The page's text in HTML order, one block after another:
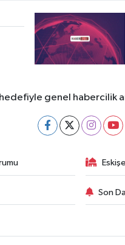
genel habercilik
Son